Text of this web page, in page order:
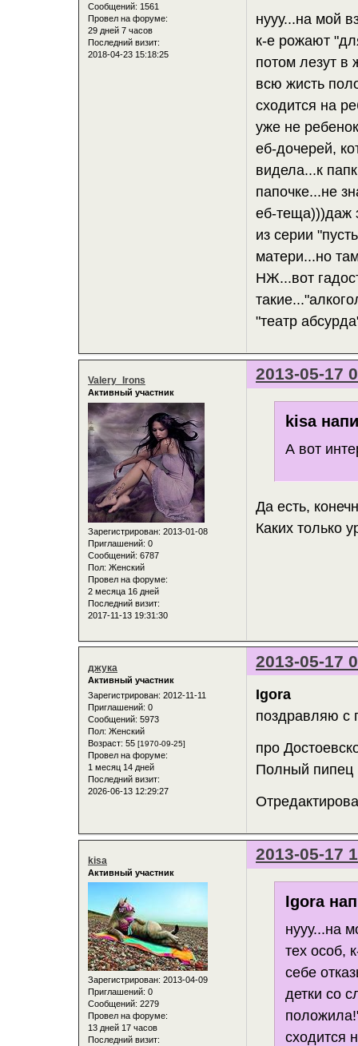
Сообщений: 1561
Провел на форуме:
29 дней 7 часов
Последний визит:
2018-04-23 15:18:25
нууу...на мой
к-е рожают
потом лезут в
всю жисть
сходится на
уже не
еб-дочерей,
видела...к
папочке...не
еб-теща)))даж
из серии
матери...но
НЖ...вот
"театр
2013-05-17
Valery_Irons
Активный участник
Зарегистрирован: 2013-01-08
Приглашений: 0
Сообщений: 6787
Пол: Женский
Провел на форуме:
2 месяца 16 дней
Последний визит:
2017-11-13 19:31:30
kisa
А вот
Да есть,
Каких только
2013-05-17
джука
Активный участник
Зарегистрирован: 2012-11-11
Приглашений: 0
Сообщений: 5973
Пол: Женский
Возраст: 55 [1970-09-25]
Провел на форуме:
1 месяц 14 дней
Последний визит:
2026-06-13 12:29:27
Igora
поздравляю с
про
Полный пипец
2013-05-17
kisa
Активный участник
Зарегистрирован: 2013-04-09
Приглашений: 0
Сообщений: 2279
Провел на форуме:
13 дней 17 часов
Последний визит:
Igora
нууу...на
тех особ,
себе
детки со
сходится